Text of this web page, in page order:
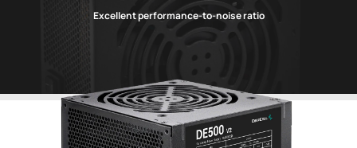
Excellent performance-to-noise ratio